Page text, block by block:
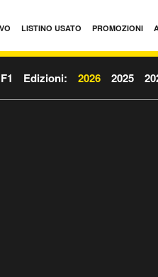
LISTINO USATO PROMOZIONI
Edizioni: 2026 2025